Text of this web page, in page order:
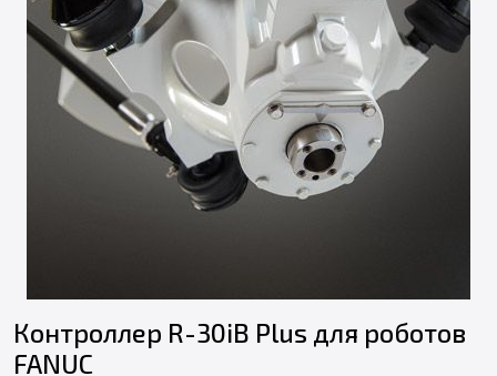
Контроллер R-30iB Plus для роботов
FANUC